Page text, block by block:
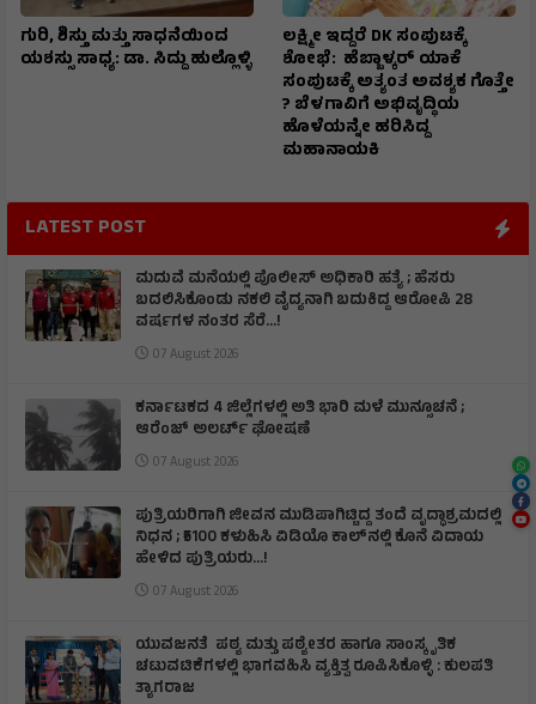
ಗುರಿ, ಶಿಸ್ತು ಮತ್ತು ಸಾಧನೆಯಿಂದ
ಯಶಸ್ಸು ಸಾಧ್ಯ: ಡಾ. ಸಿದ್ದು ಹುಲ್ಲೊಳ್ಳಿ
ಲಕ್ಷ್ಮೀ ಇದ್ದರೆ DK ಸಂಪುಟಕ್ಕೆ
ಶೋಭೆ: ಹೆಬ್ಬಾಳ್ಕರ್ ಯಾಕೆ
ಸಂಪುಟಕ್ಕೆ ಅತ್ಯಂತ ಅವಶ್ಯಕ ಗೊತ್ತೇ
? ಬೆಳಗಾವಿಗೆ ಅಭಿವೃದ್ಧಿಯ
ಹೊಳೆಯನ್ನೇ ಹರಿಸಿದ್ದ
ಮಹಾನಾಯಕಿ
LATEST POST
ಮದುವೆ ಮನೆಯಲ್ಲಿ ಪೊಲೀಸ್ ಅಧಿಕಾರಿ ಹತ್ಯೆ ; ಹೆಸರು
ಬದಲಿಸಿಕೊಂಡು ನಕಲಿ ವೈದ್ಯನಾಗಿ ಬದುಕಿದ್ದ ಆರೋಪಿ 28
ವರ್ಷಗಳ ನಂತರ ಸೆರೆ…!
07 August 2026
ಕರ್ನಾಟಕದ 4 ಜಿಲ್ಲೆಗಳಲ್ಲಿ ಅತಿ ಭಾರಿ ಮಳೆ ಮುನ್ಸೂಚನೆ ;
ಆರೆಂಜ್‌ ಅಲರ್ಟ್‌ ಘೋಷಣೆ
07 August 2026
ಪುತ್ರಿಯರಿಗಾಗಿ ಜೀವನ ಮುಡಿಪಾಗಿಟ್ಟಿದ್ದ ತಂದೆ ವೃದ್ಧಾಶ್ರಮದಲ್ಲಿ
ನಿಧನ ; ₹5100 ಕಳುಹಿಸಿ ವಿಡಿಯೊ ಕಾಲ್‌ನಲ್ಲಿ ಕೊನೆ ವಿದಾಯ
ಹೇಳಿದ ಪುತ್ರಿಯರು...!
07 August 2026
ಯುವಜನತೆ ಪಠ್ಯ ಮತ್ತು ಪಠ್ಯೇತರ ಹಾಗೂ ಸಾಂಸ್ಕೃತಿಕ
ಚಟುವಟಿಕೆಗಳಲ್ಲಿ ಭಾಗವಹಿಸಿ ವ್ಯಕ್ತಿತ್ವ ರೂಪಿಸಿಕೊಳ್ಳಿ : ಕುಲಪತಿ
ತ್ಯಾಗರಾಜ